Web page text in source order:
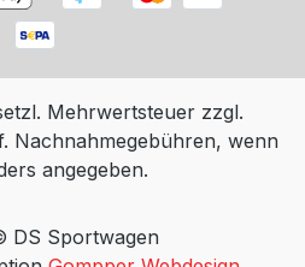
Mehrwertsteuer zzgl.
Nachnahmegebühren, wenn
angegeben.
DS Sportwagen